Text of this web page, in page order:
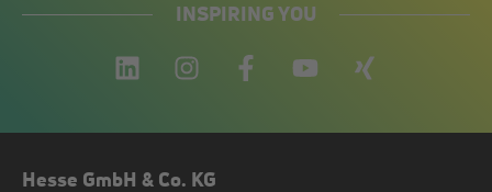
INSPIRING YOU
Hesse GmbH & Co. KG